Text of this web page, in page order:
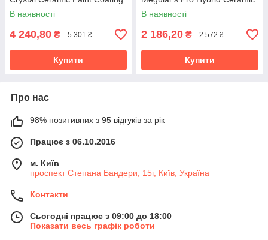
(M78802)
В наявності
4 240,80 ₴ 5 301 ₴
Купити
Bead Booster 946 мл.
(M79932)
В наявності
2 186,20 ₴ 2 572 ₴
Купити
Про нас
98% позитивних з 95 відгуків за рік
Працює з 06.10.2016
м. Київ
проспект Степана Бандери, 15г, Київ, Україна
Контакти
Сьогодні працює з 09:00 до 18:00
Показати весь графік роботи